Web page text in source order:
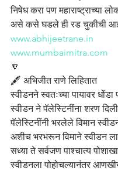
निषेध करा पण महाराष्ट्राच्या
असे कसे घडले ही रड चुकीची
www.abhijeetrane.in
www.mumbaimitra.com
🔽
🖋️ अभिजीत राणे लिहितात
स्वीडनने स्वतःच्या पायावर
स्वीडन ने पॅलेस्टिनींना शरण
पॅलेस्टिनींनी भरलेले विमान
अशीच भरभरून विमाने स्वीडन
सध्या ते सर्वजण पाश्चात्य
स्वीडनला पोहोचल्यानंतर